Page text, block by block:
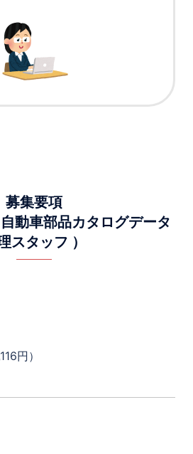
募集要項
自動車部品カタログデータ
スタッフ ）
円）